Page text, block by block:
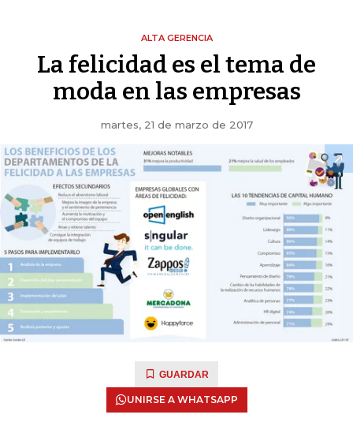
ALTA GERENCIA
La felicidad es el tema de
moda en las empresas
martes, 21 de marzo de 2017
GUARDAR
UNIRSE A WHATSAPP